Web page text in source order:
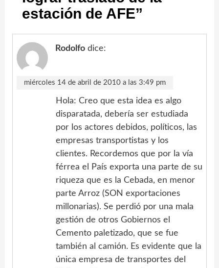
estación de AFE”
Rodolfo dice:
miércoles 14 de abril de 2010 a las 3:49 pm
Hola: Creo que esta idea es algo
disparatada, debería ser estudiada
por los actores debidos, políticos, las
empresas transportistas y los
clientes. Recordemos que por la vía
férrea el País exporta una parte de su
riqueza que es la Cebada, en menor
parte Arroz (SON exportaciones
millonarias). Se perdió por una mala
gestión de otros Gobiernos el
Cemento paletizado, que se fue
también al camión. Es evidente que la
única empresa de transportes del